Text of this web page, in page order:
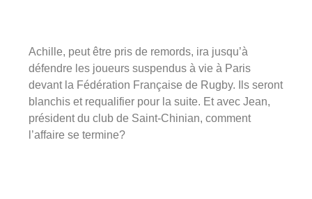
Achille, peut être pris de remords, ira jusqu’à
défendre les joueurs suspendus à vie à Paris
devant la Fédération Française de Rugby. Ils seront
blanchis et requalifier pour la suite. Et avec Jean,
président du club de Saint-Chinian, comment
l’affaire se termine?